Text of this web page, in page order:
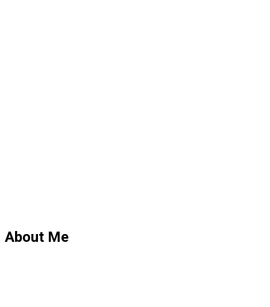
About Me